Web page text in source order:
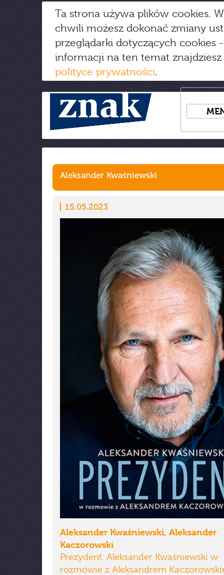
Ta strona używa plików cookies.
chwili możesz dokonać zmiany
przeglądarki dotyczących cookies
informacji na ten temat
polityce prywatności.
Aleksander Kwaśniewski
15.05.2023
Aleksander Kwaśniewski, Aleksander
Kaczorowski
Prezydent. Aleksander Kwaśniewski w
rozmowie z Aleksandrem